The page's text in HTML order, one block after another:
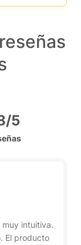
5
muy intuitiva.
El producto